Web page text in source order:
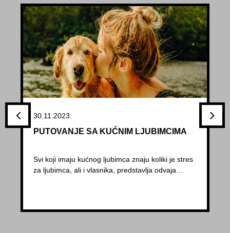
30.11.2023.
PUTOVANJE SA KUĆNIM LJUBIMCIMA
Svi koji imaju kućnog ljubimca znaju koliki je stres
za ljubimca, ali i vlasnika, predstavlja odvaja…